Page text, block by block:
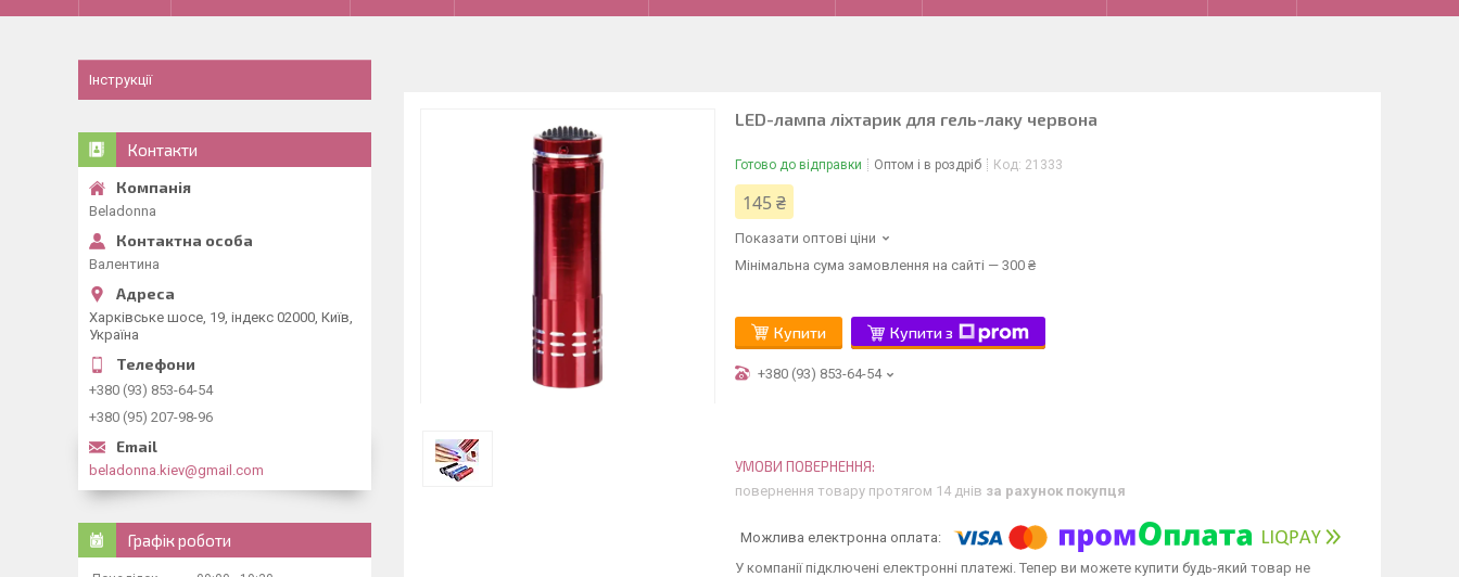
LED-лампа ліхтарик для гель-лаку червона
Готово до відправки Оптом і в роздріб Код: 21333
145 ₴
Показати оптові ціни
Мінімальна сума замовлення на сайті — 300 ₴
Купити Купити з
+380 (93) 853-64-54
повернення товару протягом 14 днів за рахунок покупця
У компанії підключені електронні платежі. Тепер ви можете купити будь-який товар не
Інструкції
Контакти
Beladonna
Валентина
Харківське шосе, 19, індекс 02000, Київ,
Україна
+380 (93) 853-64-54
+380 (95) 207-98-96
beladonna.kiev@gmail.com
Графік роботи